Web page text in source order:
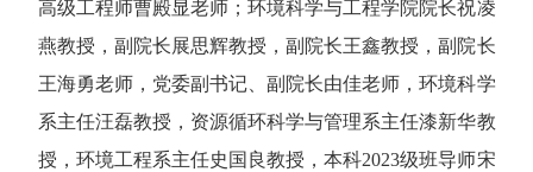
高级工程师曹殿显老师；环境科学与工程学院院长祝凌
燕教授，副院长展思辉教授，副院长王鑫教授，副院长
王海勇老师，党委副书记、副院长由佳老师，环境科学
系主任汪磊教授，资源循环科学与管理系主任漆新华教
授，环境工程系主任史国良教授，本科2023级班导师宋